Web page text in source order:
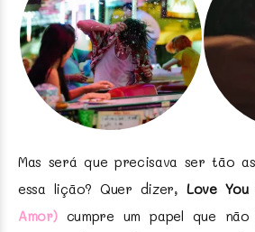
Mas será que precisava ser tão
essa lição? Quer dizer, Love
Amor) cumpre um papel que